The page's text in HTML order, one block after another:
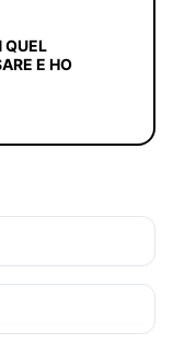
QUEL
E HO